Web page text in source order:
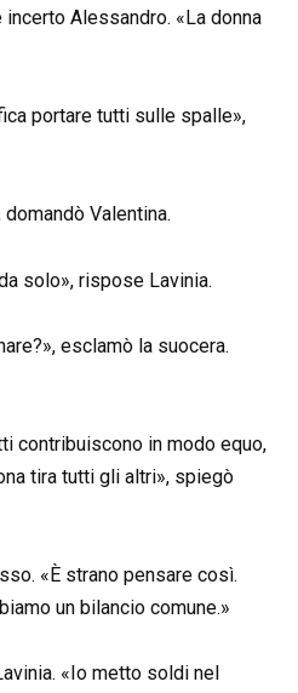
Alessandro. «La donna
portare tutti sulle spalle»,
Valentina.
solo», rispose Lavinia.
esclamò la suocera.
contribuiscono in modo equo,
tira tutti gli altri», spiegò
«È strano pensare così.
un bilancio comune.»
«Io metto soldi nel